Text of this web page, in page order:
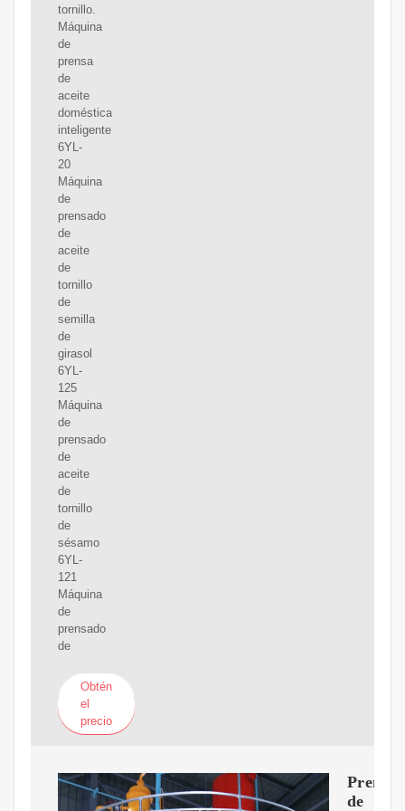
tornillo.
Máquina
de
prensa
de
aceite
doméstica
inteligente
6YL-
20
Máquina
de
prensado
de
aceite
de
tornillo
de
semilla
de
girasol
6YL-
125
Máquina
de
prensado
de
aceite
de
tornillo
de
sésamo
6YL-
121
Máquina
de
prensado
de
Obtén
el
precio
Prensa
de